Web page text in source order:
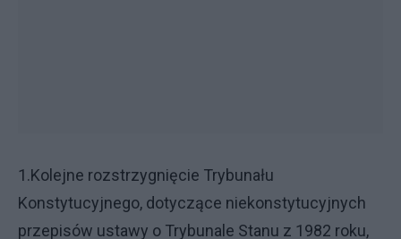
1.Kolejne rozstrzygnięcie Trybunału
Konstytucyjnego, dotyczące niekonstytucyjnych
przepisów ustawy o Trybunale Stanu z 1982 roku,